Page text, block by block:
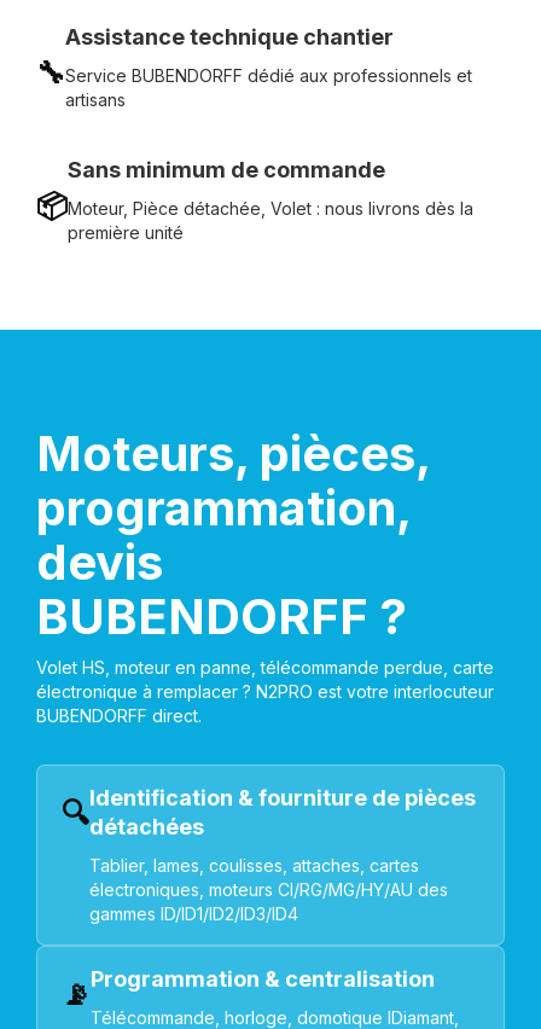
🔧
Assistance technique chantier
Service BUBENDORFF dédié aux professionnels et
artisans
📦
Sans minimum de commande
Moteur, Pièce détachée, Volet : nous livrons dès la
première unité
Moteurs, pièces,
programmation,
devis
BUBENDORFF ?
Volet HS, moteur en panne, télécommande perdue, carte
électronique à remplacer ? N2PRO est votre interlocuteur
BUBENDORFF direct.
🔍Identification & fourniture de pièces
détachées
Tablier, lames, coulisses, attaches, cartes
électroniques, moteurs CI/RG/MG/HY/AU des
gammes ID/ID1/ID2/ID3/ID4
📡Programmation & centralisation
Télécommande, horloge, domotique IDiamant,